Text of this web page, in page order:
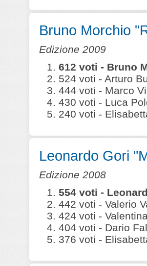
Bruno Morchio
Edizione 2009
612 voti - Bruno
524 voti - Arturo
444 voti - Marco
430 voti - Luca
240 voti -
Leonardo Gori
Edizione 2008
554 voti -
442 voti - Valerio
424 voti -
404 voti - Dario
376 voti -